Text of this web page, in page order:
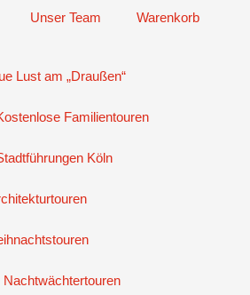
Unser Team Warenkorb
Lust am „Draußen“
Familientouren
Köln